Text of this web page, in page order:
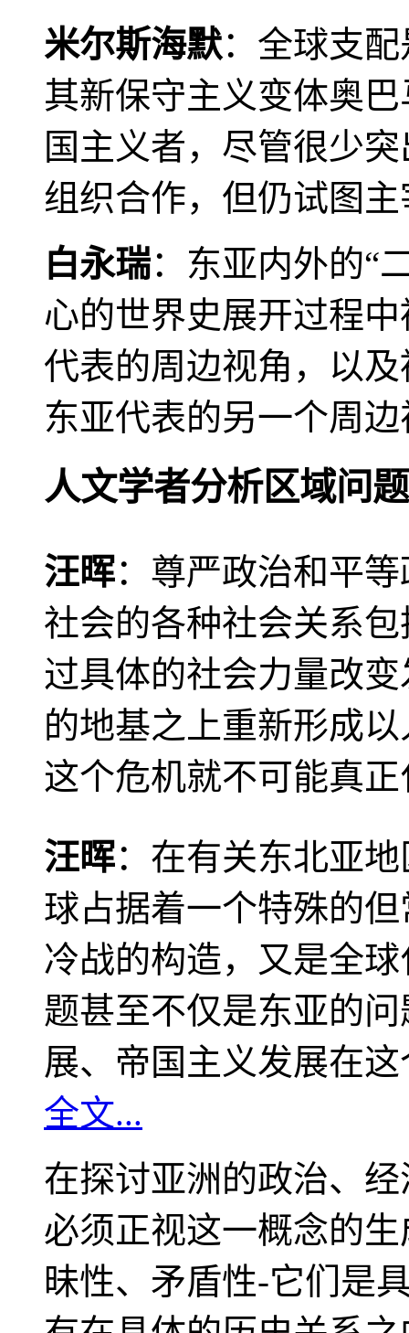
米尔斯海默：全球支
其新保守主义变体奥
国主义者，尽管很少
组织合作，但仍试图
白永瑞：东亚内外的“
心的世界史展开过程
代表的周边视角，以
东亚代表的另一个周
人文学者分析区域问题
汪晖：尊严政治和平
社会的各种社会关系
过具体的社会力量改
的地基之上重新形成
这个危机就不可能真
汪晖：在有关东北亚
球占据着一个特殊的
冷战的构造，又是全
题甚至不仅是东亚的
展、帝国主义发展在
全文...
在探讨亚洲的政治、
必须正视这一概念的
昧性、矛盾性-它们是